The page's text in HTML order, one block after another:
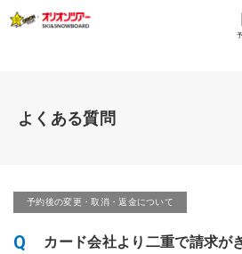
よくある質問
予約後の変更・取消・返金について
Q カード会社より二重で請求が